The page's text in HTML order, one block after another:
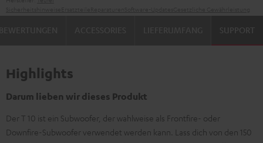
SUPPORT
Highlights
Darum lieben wir dieses Produkt
Der T 10 ist ein Subwoofer, der wahlweise als Frontfire- oder
Downfire-Subwoofer verwendet werden kann. Lass dich von den 150